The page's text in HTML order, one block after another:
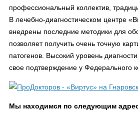
профессиональный коллектив,
В лечебно-диагностическом центре
внедрены последние методики для
позволяет получить очень точную
патогенов. Высокий уровень
свое подтверждение у Федерального
Мы находимся по следующим